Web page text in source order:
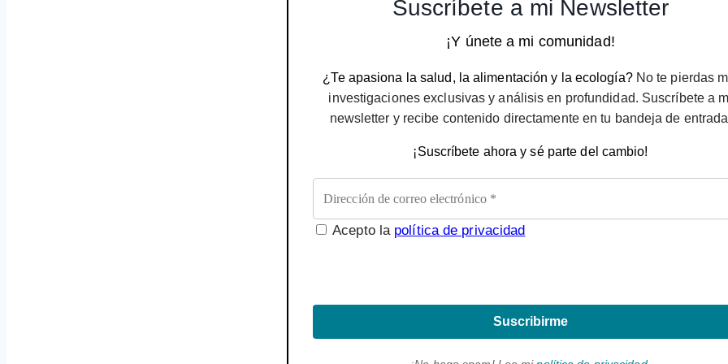
Suscríbete a mi Newsletter
¡Y únete a mi comunidad!
¿Te apasiona la salud, la alimentación y la ecología?No te pierdas
investigaciones exclusivas y análisis en profundidad. Suscríbete a
newsletter y recibe contenido directamente en tu bandeja de
¡Suscríbete ahora y sé parte del cambio!
Acepto la política de privacidad
Suscribirme